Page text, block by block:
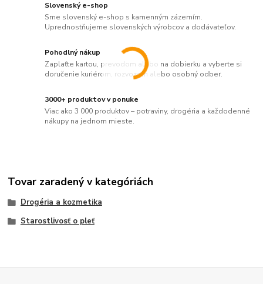
Slovenský e-shop
Sme slovenský e-shop s kamenným zázemím.
Uprednostňujeme slovenských výrobcov a dodávateľov.
Pohodlný nákup
Zaplaťte kartou, prevodom alebo na dobierku a vyberte si
doručenie kuriérom, rozvozom alebo osobný odber.
3000+ produktov v ponuke
Viac ako 3 000 produktov – potraviny, drogéria a každodenné
nákupy na jednom mieste.
Tovar zaradený v kategóriách
Drogéria a kozmetika
Starostlivosť o pleť